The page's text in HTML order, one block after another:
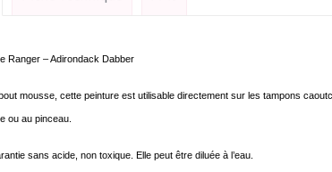
Ranger – Adirondack Dabber
mousse, cette peinture est utilisable directement sur les tampons
ou au pinceau.
sans acide, non toxique. Elle peut être diluée à l’eau.